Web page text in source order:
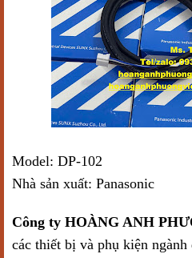
Model: DP-102
Nhà sản xuất: Panasonic
Công ty HOÀNG ANH
các thiết bị và phụ kiện